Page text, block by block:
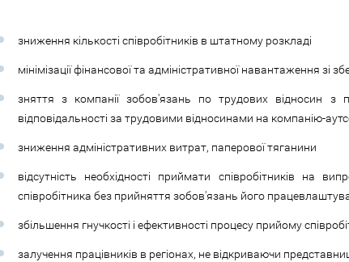
зниження кількості співробітників в штатному розкладі
мінімізації фінансової та адміністративної навантаження
зняття з компанії зобов'язань по трудових відносин з
відповідальності за трудовими відносинами на компанію-
зниження адміністративних витрат, паперової тяганини
відсутність необхідності приймати співробітників на
співробітника без прийняття зобов'язань його
збільшення гнучкості і ефективності процесу прийому
залучення працівників в регіонах, не відкриваючи